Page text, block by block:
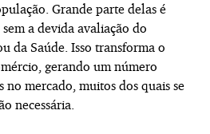
Grande parte delas é
a devida avaliação do
da Saúde. Isso transforma o
gerando um número
no mercado, muitos dos quais se
necessária.